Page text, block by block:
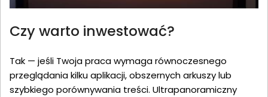
Czy warto inwestować?
Tak — jeśli Twoja praca wymaga równoczesnego
przeglądania kilku aplikacji, obszernych arkuszy lub
szybkiego porównywania treści. Ultrapanoramiczny